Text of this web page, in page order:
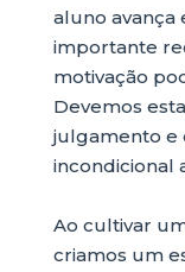
aluno avança
importante
motivação
Devemos
julgamento e
incondicional
Ao cultivar
criamos um